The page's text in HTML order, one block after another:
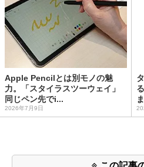
Apple Pencilとは別モノの魅
力。「スタイラスツーウェイ」
同じペン先でi...
2026年7月9日